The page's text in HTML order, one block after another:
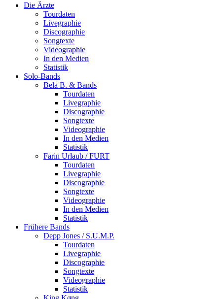
Die Ärzte
Tourdaten
Livegraphie
Discographie
Songtexte
Videographie
In den Medien
Statistik
Solo-Bands
Bela B. & Bands
Tourdaten
Livegraphie
Discographie
Songtexte
Videographie
In den Medien
Statistik
Farin Urlaub / FURT
Tourdaten
Livegraphie
Discographie
Songtexte
Videographie
In den Medien
Statistik
Frühere Bands
Depp Jones / S.U.M.P.
Tourdaten
Livegraphie
Discographie
Songtexte
Videographie
Statistik